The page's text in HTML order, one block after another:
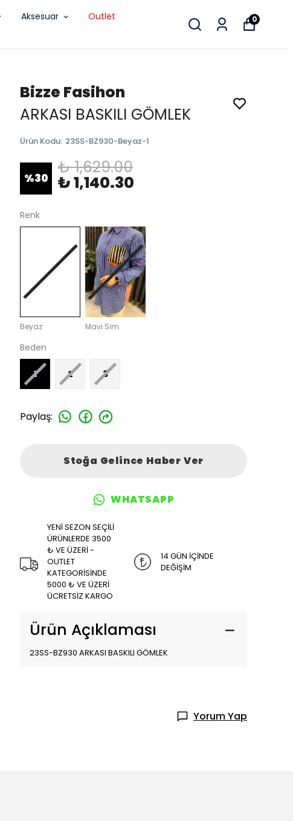
Aksesuar
Outlet
0
Bizze Fasihon
ARKASI BASKILI GÖMLEK
Ürün Kodu: 23SS-BZ930-Beyaz-1
%30
₺ 1,629.00
₺ 1,140.30
Renk
Beyaz Mavi Sim
Beden
1 2 3
Paylaş:
Stoğa Gelince Haber Ver
WHATSAPP
YENİ SEZON SEÇİLİ
ÜRÜNLERDE 3500
₺ VE ÜZERİ -
OUTLET
KATEGORİSİNDE
5000 ₺ VE ÜZERİ
ÜCRETSİZ KARGO
14 GÜN İÇİNDE
DEĞİŞİM
Ürün Açıklaması
23SS-BZ930 ARKASI BASKILI GÖMLEK
Yorum Yap